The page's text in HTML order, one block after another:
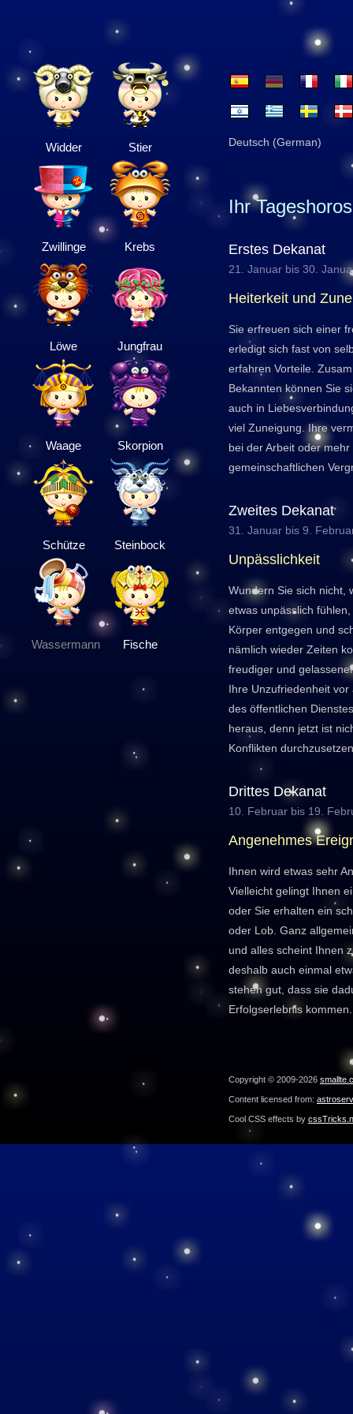
Widder Stier
Zwillinge Krebs
Löwe Jungfrau
Waage Skorpion
Schütze Steinbock
Wassermann Fische
Deutsch (German)
Ihr
Erstes Dekanat
21. Januar bis 30.
Heiterkeit und
Sie erfreuen sich einer
erledigt sich fast von
erfahren Vorteile.
Bekannten können Sie
auch in
viel Zuneigung. Ihre
bei der Arbeit oder
gemeinschaftlichen
Zweites Dekanat
31. Januar bis 9.
Unpässlichkeit
Wundern Sie sich nicht,
etwas unpässlich
Körper entgegen und
nämlich wieder Zeiten
freudiger und
Ihre Unzufriedenheit
des öffentlichen
heraus, denn jetzt ist
Konflikten
Drittes Dekanat
10. Februar bis 19.
Angenehmes
Ihnen wird etwas sehr
Vielleicht gelingt Ihnen
oder Sie erhalten ein
oder Lob. Ganz
und alles scheint Ihnen
deshalb auch einmal
stehen gut, dass sie
Erfolgserlebnis kommen.
Copyright © 2009-2026
Content licensed from:
Cool CSS effects by